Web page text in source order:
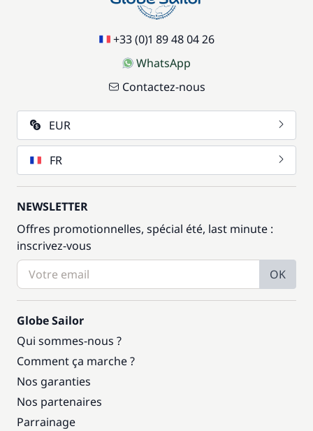
+33 (0)1 89 48 04 26
WhatsApp
Contactez-nous
EUR
FR
NEWSLETTER
Offres promotionnelles, spécial été, last minute :
inscrivez-vous
OK
Globe Sailor
Qui sommes-nous ?
Comment ça marche ?
Nos garanties
Nos partenaires
Parrainage